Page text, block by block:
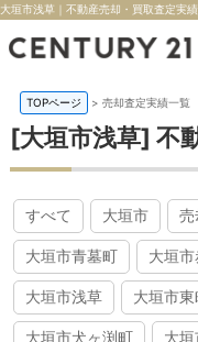
大垣市浅草｜不動産売却・買取査定実
TOPページ > 売却査定実績一覧
[大垣市浅草] 不
すべて 大垣市 売
大垣市青墓町 大垣
大垣市浅草 大垣市東
大垣市犬ヶ渕町 大